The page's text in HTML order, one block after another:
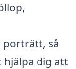
porträtt, så
dig att